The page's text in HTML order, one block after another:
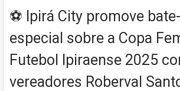
⚽ Ipirá City promove
especial sobre a Copa
Futebol Ipiraense 2025
vereadores Roberval